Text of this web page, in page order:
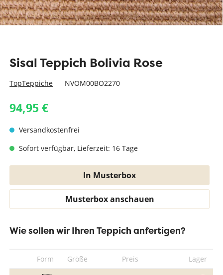
Sisal Teppich Bolivia Rose
TopTeppiche NVOM00BO2270
94,95 €
Versandkostenfrei
Sofort verfügbar, Lieferzeit: 16 Tage
In Musterbox
Musterbox anschauen
Wie sollen wir Ihren Teppich anfertigen?
Form Größe Preis Lager